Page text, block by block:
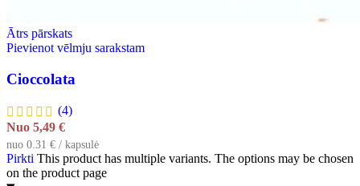
Ātrs pārskats
Pievienot vēlmju sarakstam
Cioccolata
(4)
Nuo 5,49 €
nuo 0.31 € / kapsulė
Pirkti This product has multiple variants. The options may be chosen
on the product page